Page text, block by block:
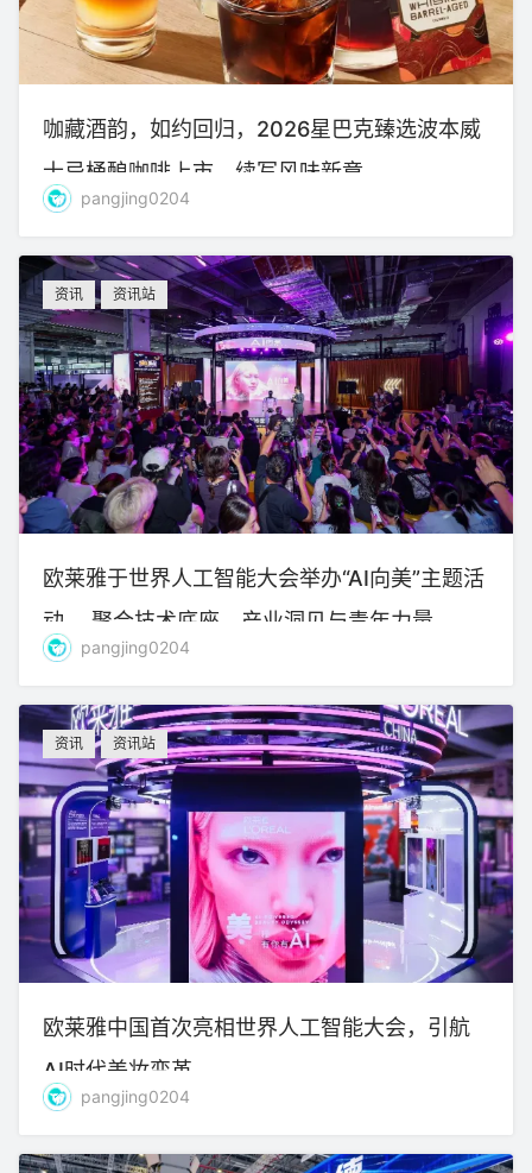
咖藏酒韵，如约回归，2026星巴克臻选波本威
士忌桶酿咖啡上市，续写风味新章
pangjing0204
资讯 资讯站
欧莱雅于世界人工智能大会举办“AI向美”主题活
动， 聚合技术底座、产业洞见与青年力量
pangjing0204
资讯 资讯站
欧莱雅中国首次亮相世界人工智能大会，引航
AI时代美妆变革
pangjing0204